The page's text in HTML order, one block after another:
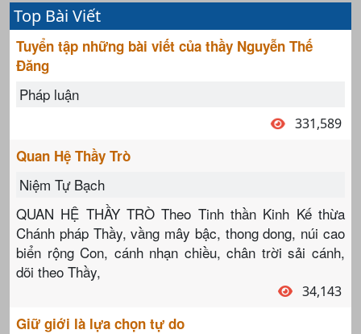
Top Bài Viết
Tuyển tập những bài viết của thầy Nguyễn Thế
Đăng
Pháp luận
331,589
Quan Hệ Thầy Trò
Niệm Tự Bạch
QUAN HỆ THẦY TRÒ Theo Tinh thần Kinh Kế thừa
Chánh pháp Thầy, vầng mây bậc, thong dong, núi cao
biển rộng Con, cánh nhạn chiều, chân trời sải cánh,
dõi theo Thầy,
34,143
Giữ giới là lựa chọn tự do